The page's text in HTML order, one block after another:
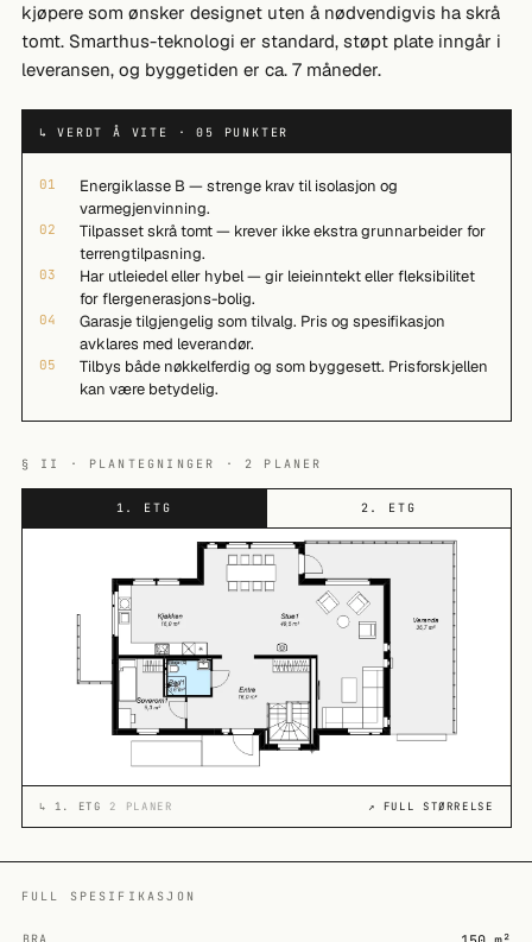
kjøpere som ønsker designet uten å nødvendigvis ha skrå
tomt. Smarthus-teknologi er standard, støpt plate inngår i
leveransen, og byggetiden er ca. 7 måneder.
↳ VERDT Å VITE · 05 PUNKTER
01
Energiklasse B — strenge krav til isolasjon og
varmegjenvinning.
02
Tilpasset skrå tomt — krever ikke ekstra grunnarbeider for
terrengtilpasning.
03
Har utleiedel eller hybel — gir leieinntekt eller fleksibilitet
for flergenerasjons-bolig.
04
Garasje tilgjengelig som tilvalg. Pris og spesifikasjon
avklares med leverandør.
05
Tilbys både nøkkelferdig og som byggesett. Prisforskjellen
kan være betydelig.
§ II · PLANTEGNINGER · 2 PLANER
1. ETG 2. ETG
↳ 1. ETG 2 PLANER ↗ FULL STØRRELSE
FULL SPESIFIKASJON
BRA